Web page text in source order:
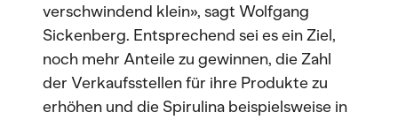
verschwindend klein», sagt Wolfgang
Sickenberg. Entsprechend sei es ein Ziel,
noch mehr Anteile zu gewinnen, die Zahl
der Verkaufsstellen für ihre Produkte zu
erhöhen und die Spirulina beispielsweise in